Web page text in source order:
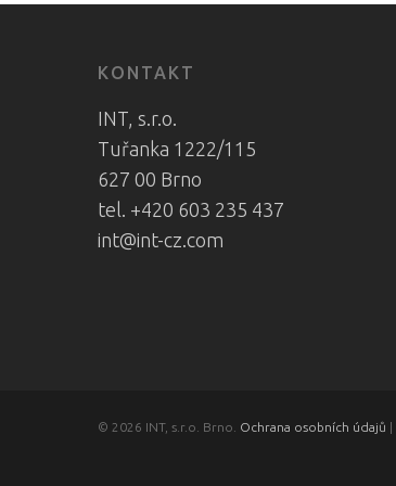
KONTAKT
INT, s.r.o.
Tuřanka 1222/115
627 00 Brno
tel. +420 603 235 437
int@int-cz.com
© 2026 INT, s.r.o. Brno. Ochrana osobních údajů |